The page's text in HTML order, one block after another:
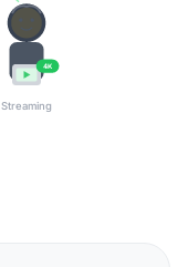
4K
Streaming